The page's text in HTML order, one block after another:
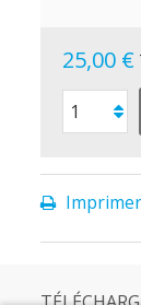
25,00 €
Imprimer